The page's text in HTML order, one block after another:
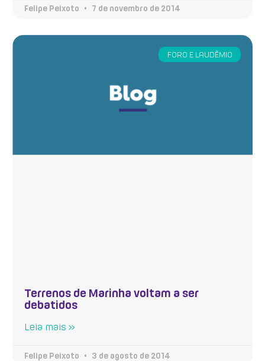
Felipe Peixoto 7 de novembro de 2014
FORO E LAUDÊMIO
Terrenos de Marinha voltam a ser
debatidos
Leia mais »
Felipe Peixoto 3 de agosto de 2014